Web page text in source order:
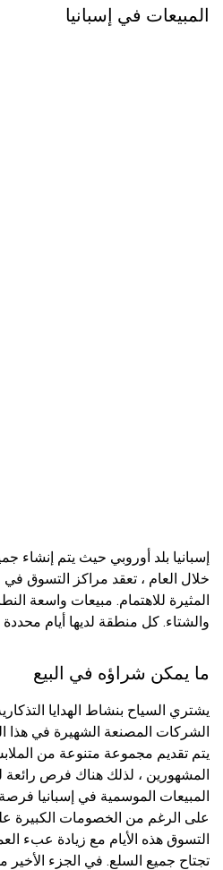
المبيعات في إسبانيا
إسبانيا بلد أوروبي حيث يتم
خلال العام ، تعقد مراكز التسوق في
المثيرة للاهتمام. مبيعات واسعة
والشتاء. كل منطقة لديها أيام محددة
ما يمكن شراؤه في البيع
يشتري السياح بنشاط الهدايا
الشركات المصنعة الشهيرة في هذا
يتم تقديم مجموعة متنوعة من
المشهورين ، لذلك هناك فرص رائعة
المبيعات الموسمية في إسبانيا فرصة
على الرغم من الخصومات الكبيرة
التسوق هذه الأيام مع زيادة عبء
تجتاح جميع السلع. في الجزء الأخير